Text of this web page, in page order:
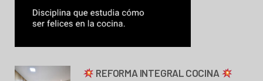
REFORMA INTEGRAL COCINA